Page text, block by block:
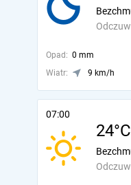
Opad: 0 mm
Wiatr:
9 km/h
07:00
24°C